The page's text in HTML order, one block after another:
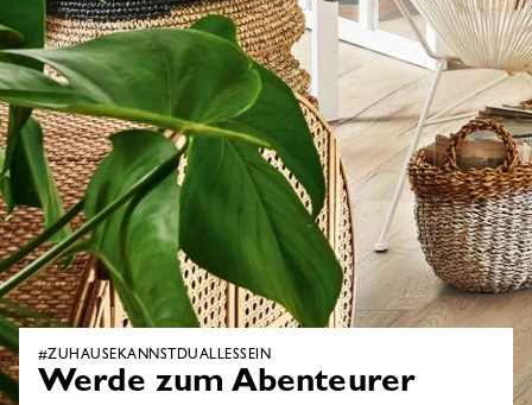
#ZUHAUSEKANNSTDUALLESSEIN
Werde zum Abenteurer